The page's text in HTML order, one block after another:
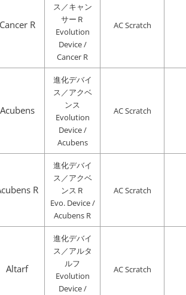
Cancer R
ス／キャン
サーＲ
Evolution
Device /
Cancer R
AC Scratch
Acubens
進化デバイ
ス／アクベ
ンス
Evolution
Device /
Acubens
AC Scratch
R
進化デバイ
ス／アクベ
ンスＲ
Evo. Device /
Acubens R
AC Scratch
Altarf
進化デバイ
ス／アルタ
ルフ
Evolution
Device /
AC Scratch